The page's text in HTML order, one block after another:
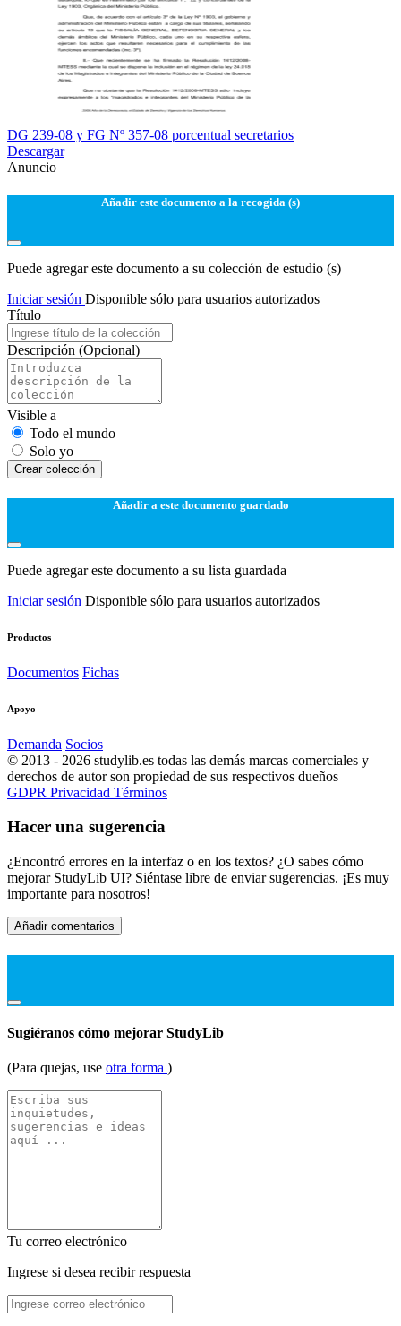
DG 239-08 y FG Nº 357-08 porcentual secretarios
Descargar
Anuncio
Añadir este documento a la recogida (s)
Puede agregar este documento a su colección de estudio (s)
Iniciar sesión Disponible sólo para usuarios autorizados
Título
Descripción (Opcional)
Visible a
Todo el mundo
Solo yo
Сrear colección
Añadir a este documento guardado
Puede agregar este documento a su lista guardada
Iniciar sesión Disponible sólo para usuarios autorizados
Productos
Documentos Fichas
Apoyo
Demanda Socios
© 2013 - 2026 studylib.es todas las demás marcas comerciales y
derechos de autor son propiedad de sus respectivos dueños
GDPR Privacidad Términos
Hacer una sugerencia
¿Encontró errores en la interfaz o en los textos? ¿O sabes cómo
mejorar StudyLib UI? Siéntase libre de enviar sugerencias. ¡Es muy
importante para nosotros!
Añadir comentarios
Sugiéranos cómo mejorar StudyLib
(Para quejas, use otra forma )
Tu correo electrónico
Ingrese si desea recibir respuesta